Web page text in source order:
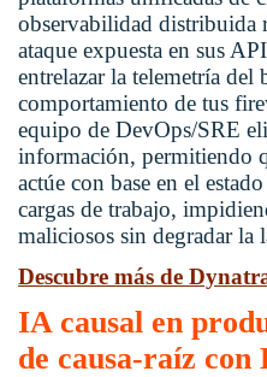
observabilidad distribuida
ataque expuesta en sus
entrelazar la telemetría del
comportamiento de tus
equipo de DevOps/SRE
información, permitiendo
actúe con base en el
cargas de trabajo,
maliciosos sin degradar la
Descubre más de
IA causal en
de causa-raíz con